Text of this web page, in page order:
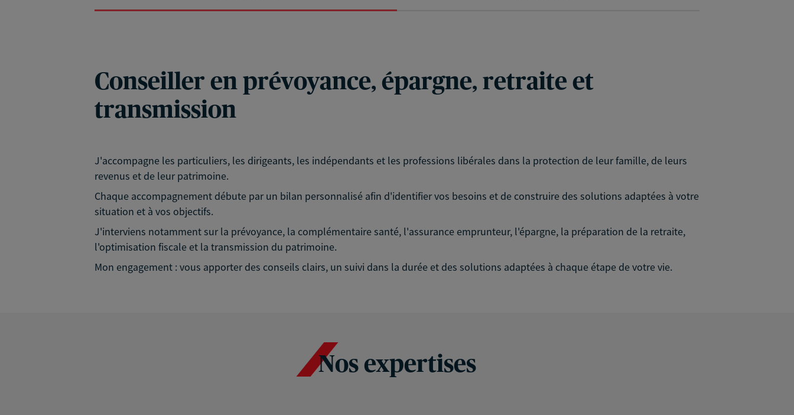
Conseiller en prévoyance, épargne, retraite et
transmission
J'accompagne les particuliers, les dirigeants, les indépendants et les professions libérales dans la protection de leur famille, de leurs
revenus et de leur patrimoine.
Chaque accompagnement débute par un bilan personnalisé afin d'identifier vos besoins et de construire des solutions adaptées à votre
situation et à vos objectifs.
J'interviens notamment sur la prévoyance, la complémentaire santé, l'assurance emprunteur, l'épargne, la préparation de la retraite,
l'optimisation fiscale et la transmission du patrimoine.
Mon engagement : vous apporter des conseils clairs, un suivi dans la durée et des solutions adaptées à chaque étape de votre vie.
Nos expertises